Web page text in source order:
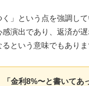
く」という点を強調し
演出であり、返済が
という意味でもありま
「金利8%〜と書いてあ